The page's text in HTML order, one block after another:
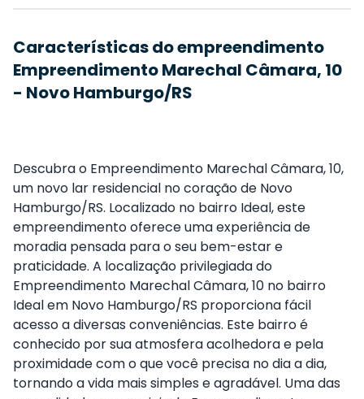
Características do empreendimento
Empreendimento Marechal Câmara, 10
- Novo Hamburgo/RS
Descubra o Empreendimento Marechal Câmara, 10,
um novo lar residencial no coração de Novo
Hamburgo/RS. Localizado no bairro Ideal, este
empreendimento oferece uma experiência de
moradia pensada para o seu bem-estar e
praticidade. A localização privilegiada do
Empreendimento Marechal Câmara, 10 no bairro
Ideal em Novo Hamburgo/RS proporciona fácil
acesso a diversas conveniências. Este bairro é
conhecido por sua atmosfera acolhedora e pela
proximidade com o que você precisa no dia a dia,
tornando a vida mais simples e agradável. Uma das